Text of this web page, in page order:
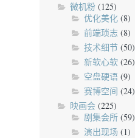
微机粉(125)
优化美化(8)
前端琐志(8)
技术细节(50)
新软心软(26)
空盘硬语(9)
赛博空间 (24)
映画会(225)
剧集会所(59)
演出现场 (1)